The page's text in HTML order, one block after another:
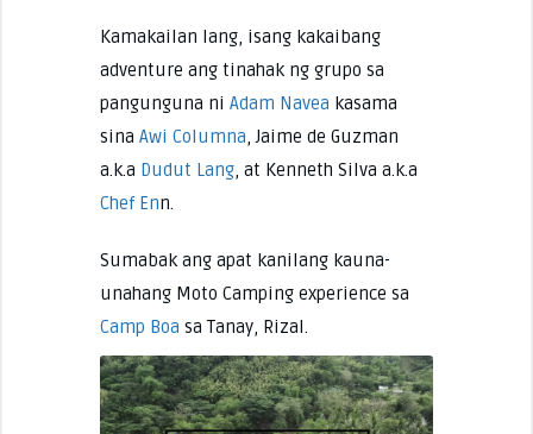
Kamakailan lang, isang kakaibang
adventure ang tinahak ng grupo sa
pangunguna ni Adam Navea kasama
sina Awi Columna, Jaime de Guzman
a.k.a Dudut Lang, at Kenneth Silva a.k.a
Chef Enn.
Sumabak ang apat kanilang kauna-
unahang Moto Camping experience sa
Camp Boa sa Tanay, Rizal.